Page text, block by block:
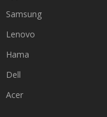
Samsung
Lenovo
Hama
Dell
Acer